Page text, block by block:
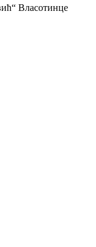
Власотинце